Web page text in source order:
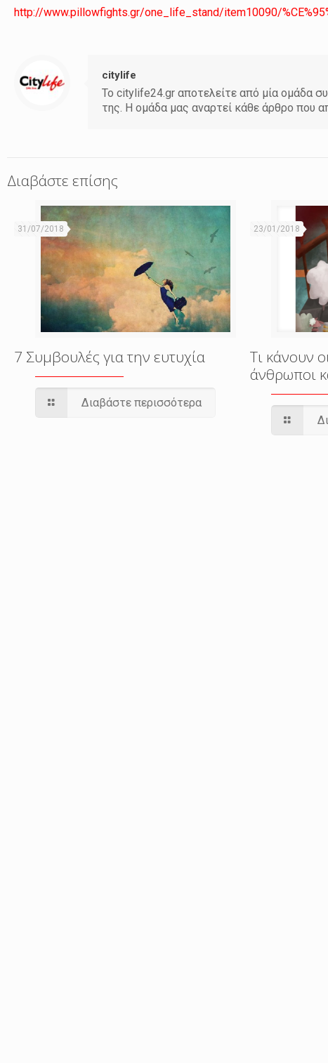
http://www.pillowfights.gr/one_life_stand/item10090/
citylife
Το citylife24.gr αποτελείτε από μία ομάδα
της. Η ομάδα μας αναρτεί κάθε άρθρο που
Διαβάστε επίσης
31/07/2018
7 Συμβουλές για την ευτυχία
Διαβάστε περισσότερα
23/01/2018
Τι κάνουν
άνθρωποι